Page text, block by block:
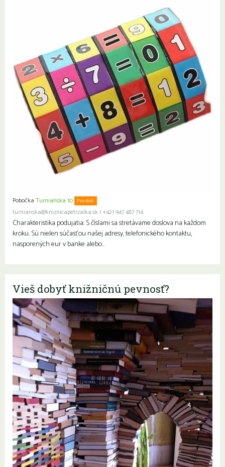
Pobočka Turnianska 10 Pre deti
turnianska@kniznicapetrzalka.sk | +421 947 487 714
Charakteristika podujatia: S číslami sa stretávame doslova na každom
kroku. Sú nielen súčasťou našej adresy, telefonického kontaktu,
nasporených eur v banke alebo…
Vieš dobyť knižničnú pevnosť?